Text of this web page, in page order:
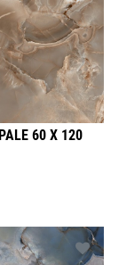
60 X 120